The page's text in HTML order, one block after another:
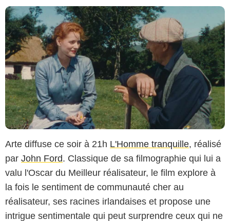
Arte diffuse ce soir à 21h L'Homme tranquille, réalisé
par John Ford. Classique de sa filmographie qui lui a
valu l'Oscar du Meilleur réalisateur, le film explore à
la fois le sentiment de communauté cher au
réalisateur, ses racines irlandaises et propose une
intrigue sentimentale qui peut surprendre ceux qui ne